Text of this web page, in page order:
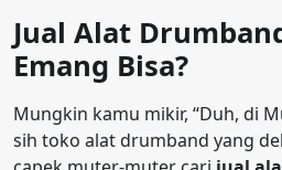
Jual Alat
Emang Bisa?
Mungkin kamu mikir, “Duh, di
sih toko alat drumband yang